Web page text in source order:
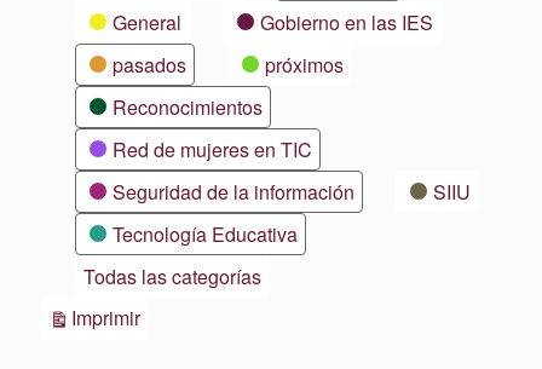
General
Gobierno en las IES
pasados
próximos
Reconocimientos
Red de mujeres en TIC
Seguridad de la información
SIIU
Tecnología Educativa
Todas las categorías
ImprimirVistas